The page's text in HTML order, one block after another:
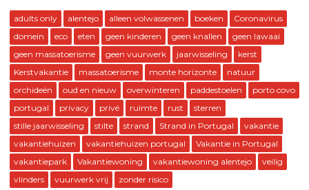
adults only alentejo alleen volwassenen boeken
Coronavirus
domein
eco eten geen kinderen geen knallen
geen lawaai
geen massatoerisme
geen vuurwerk jaarwisseling
kerst
Kerstvakantie
massatoerisme monte horizonte
natuur
orchideën
oud en nieuw overwinteren paddestoelen
porto covo
portugal
privacy privé ruimte rust
sterren
stille jaarwisseling
stilte strand Strand in Portugal
vakantie
vakantiehuizen
vakantiehuizen portugal
Vakantie in Portugal
vakantiepark
Vakantiewoning vakantiewoning alentejo
veilig
vlinders
vuurwerk vrij zonder risico